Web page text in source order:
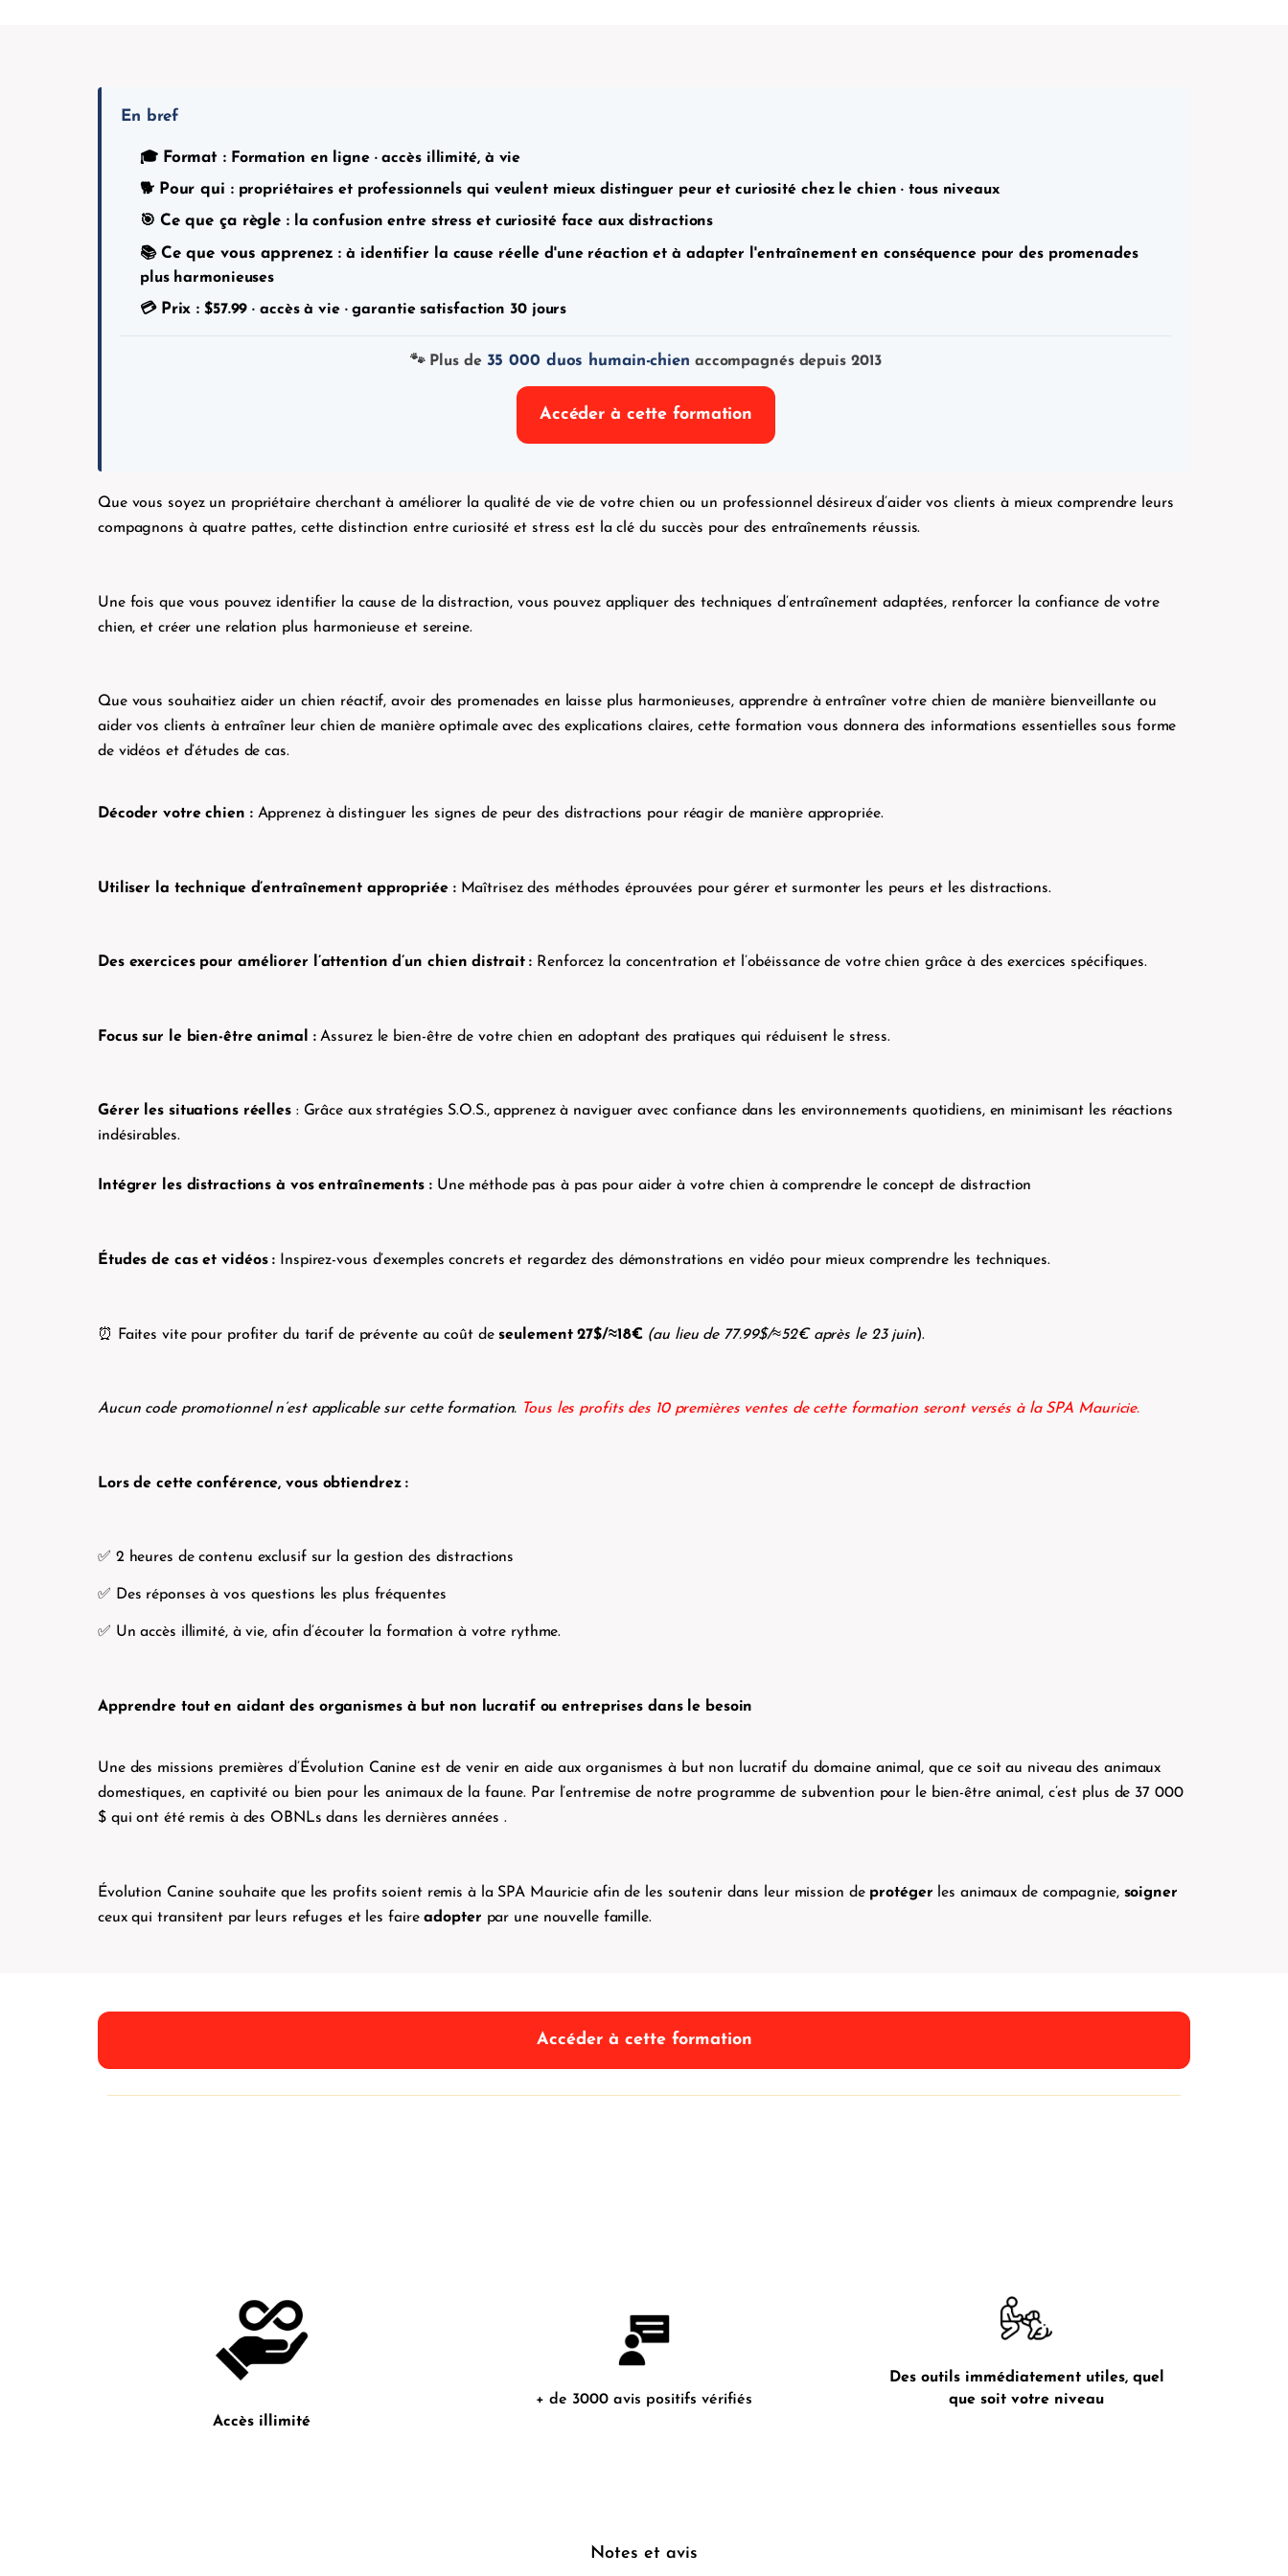
En bref
🎓 Format :Formation en ligne · accès illimité, à vie
🐕 Pour qui :propriétaires et professionnels qui veulent mieux distinguer peur et curiosité chez le chien · tous niveaux
🎯 Ce que ça règle :la confusion entre stress et curiosité face aux distractions
📚 Ce que vous apprenez : à identifier la cause réelle d'une réaction et à adapter l'entraînement en conséquence pour des promenades
plus harmonieuses
💳 Prix : $57.99 · accès à vie · garantie satisfaction 30 jours
🐾 Plus de 35 000 duos humain-chien accompagnés depuis 2013
Accéder à cette formation
Que vous soyez un propriétaire cherchant à améliorer la qualité de vie de votre chien ou un professionnel désireux d’aider vos clients à mieux comprendre leurs
compagnons à quatre pattes, cette distinction entre curiosité et stress est la clé du succès pour des entraînements réussis.
Une fois que vous pouvez identifier la cause de la distraction, vous pouvez appliquer des techniques d’entraînement adaptées, renforcer la confiance de votre
chien, et créer une relation plus harmonieuse et sereine.
Que vous souhaitiez aider un chien réactif, avoir des promenades en laisse plus harmonieuses, apprendre à entraîner votre chien de manière bienveillante ou
aider vos clients à entraîner leur chien de manière optimale avec des explications claires, cette formation vous donnera des informations essentielles sous forme
de vidéos et d’études de cas.
Décoder votre chien :Apprenez à distinguer les signes de peur des distractions pour réagir de manière appropriée.
Utiliser la technique d’entraînement appropriée :Maîtrisez des méthodes éprouvées pour gérer et surmonter les peurs et les distractions.
Des exercices pour améliorer l’attention d’un chien distrait : Renforcez la concentration et l’obéissance de votre chien grâce à des exercices spécifiques.
Focus sur le bien-être animal :Assurez le bien-être de votre chien en adoptant des pratiques qui réduisent le stress.
Gérer les situations réelles : Grâce aux stratégies S.O.S., apprenez à naviguer avec confiance dans les environnements quotidiens, en minimisant les réactions
indésirables.
Intégrer les distractions à vos entraînements :Une méthode pas à pas pour aider à votre chien à comprendre le concept de distraction
Études de cas et vidéos : Inspirez-vous d’exemples concrets et regardez des démonstrations en vidéo pour mieux comprendre les techniques.
⏰ Faites vite pour profiter du tarif de prévente au coût deseulement 27$/≈18€ (au lieu de 77.99$/≈52€ après le 23 juin).
Aucun code promotionnel n’est applicable sur cette formation. Tous les profits des 10 premières ventes de cette formation seront versés à la SPA Mauricie.
Lors de cette conférence, vous obtiendrez :
✅ 2 heures de contenu exclusif sur la gestion des distractions
✅ Des réponses à vos questions les plus fréquentes
✅ Un accès illimité, à vie, afin d’écouter la formation à votre rythme.
Apprendre tout en aidant des organismes à but non lucratif ou entreprises dans le besoin
Une des missions premières d’Évolution Canine est de venir en aide aux organismes à but non lucratif du domaine animal, que ce soit au niveau des animaux
domestiques, en captivité ou bien pour les animaux de la faune. Par l’entremise de notre programme de subvention pour le bien-être animal, c’est plus de 37 000
$ qui ont été remis à des OBNLs dans les dernières années .
Évolution Canine souhaite que les profits soient remis à la SPA Mauricie afin de les soutenir dans leur mission de protéger les animaux de compagnie, soigner
ceux qui transitent par leurs refuges et les faire adopter par une nouvelle famille.
Accéder à cette formation
Accès illimité
+ de 3000 avis positifs vérifiés
Des outils immédiatement utiles, quel
que soit votre niveau
Notes et avis